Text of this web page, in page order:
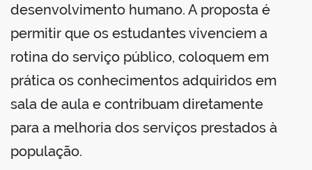
desenvolvimento humano. A proposta é
permitir que os estudantes vivenciem a
rotina do serviço público, coloquem em
prática os conhecimentos adquiridos em
sala de aula e contribuam diretamente
para a melhoria dos serviços prestados à
população.